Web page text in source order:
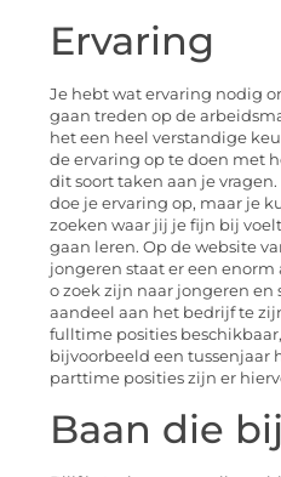
Ervaring
Je hebt wat ervaring nodig
gaan treden op de
het een heel verstandige
de ervaring op te doen met
dit soort taken aan je
doe je ervaring op, maar je
zoeken waar jij je fijn bij
gaan leren. Op de website
jongeren staat er een
o zoek zijn naar jongeren
aandeel aan het bedrijf te
fulltime posities
bijvoorbeeld een tussenjaar
parttime posities zijn er
Baan die